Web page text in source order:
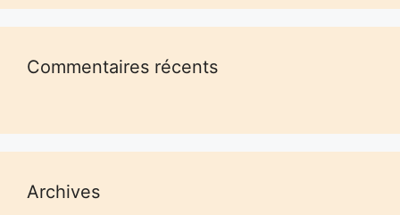
Commentaires récents
Archives